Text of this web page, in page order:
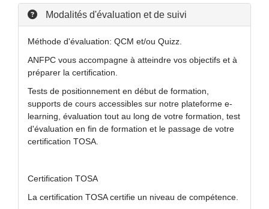
Modalités d'évaluation et de suivi
Méthode d'évaluation: QCM et/ou Quizz.
ANFPC vous accompagne à atteindre vos objectifs et à
préparer la certification.
Tests de positionnement en début de formation,
supports de cours accessibles sur notre plateforme e-
learning, évaluation tout au long de votre formation, test
d'évaluation en fin de formation et le passage de votre
certification TOSA.
Certification TOSA
La certification TOSA certifie un niveau de compétence.